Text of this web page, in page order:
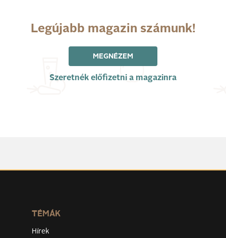
Legújabb magazin számunk!
MEGNÉZEM
Szeretnék előfizetni a magazinra
TÉMÁK
Hírek